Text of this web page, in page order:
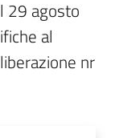
29 agosto
al
nr